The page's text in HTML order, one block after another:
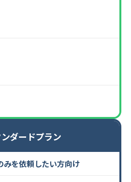
ダードプラン
みを依頼したい方向け